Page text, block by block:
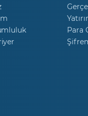
Para